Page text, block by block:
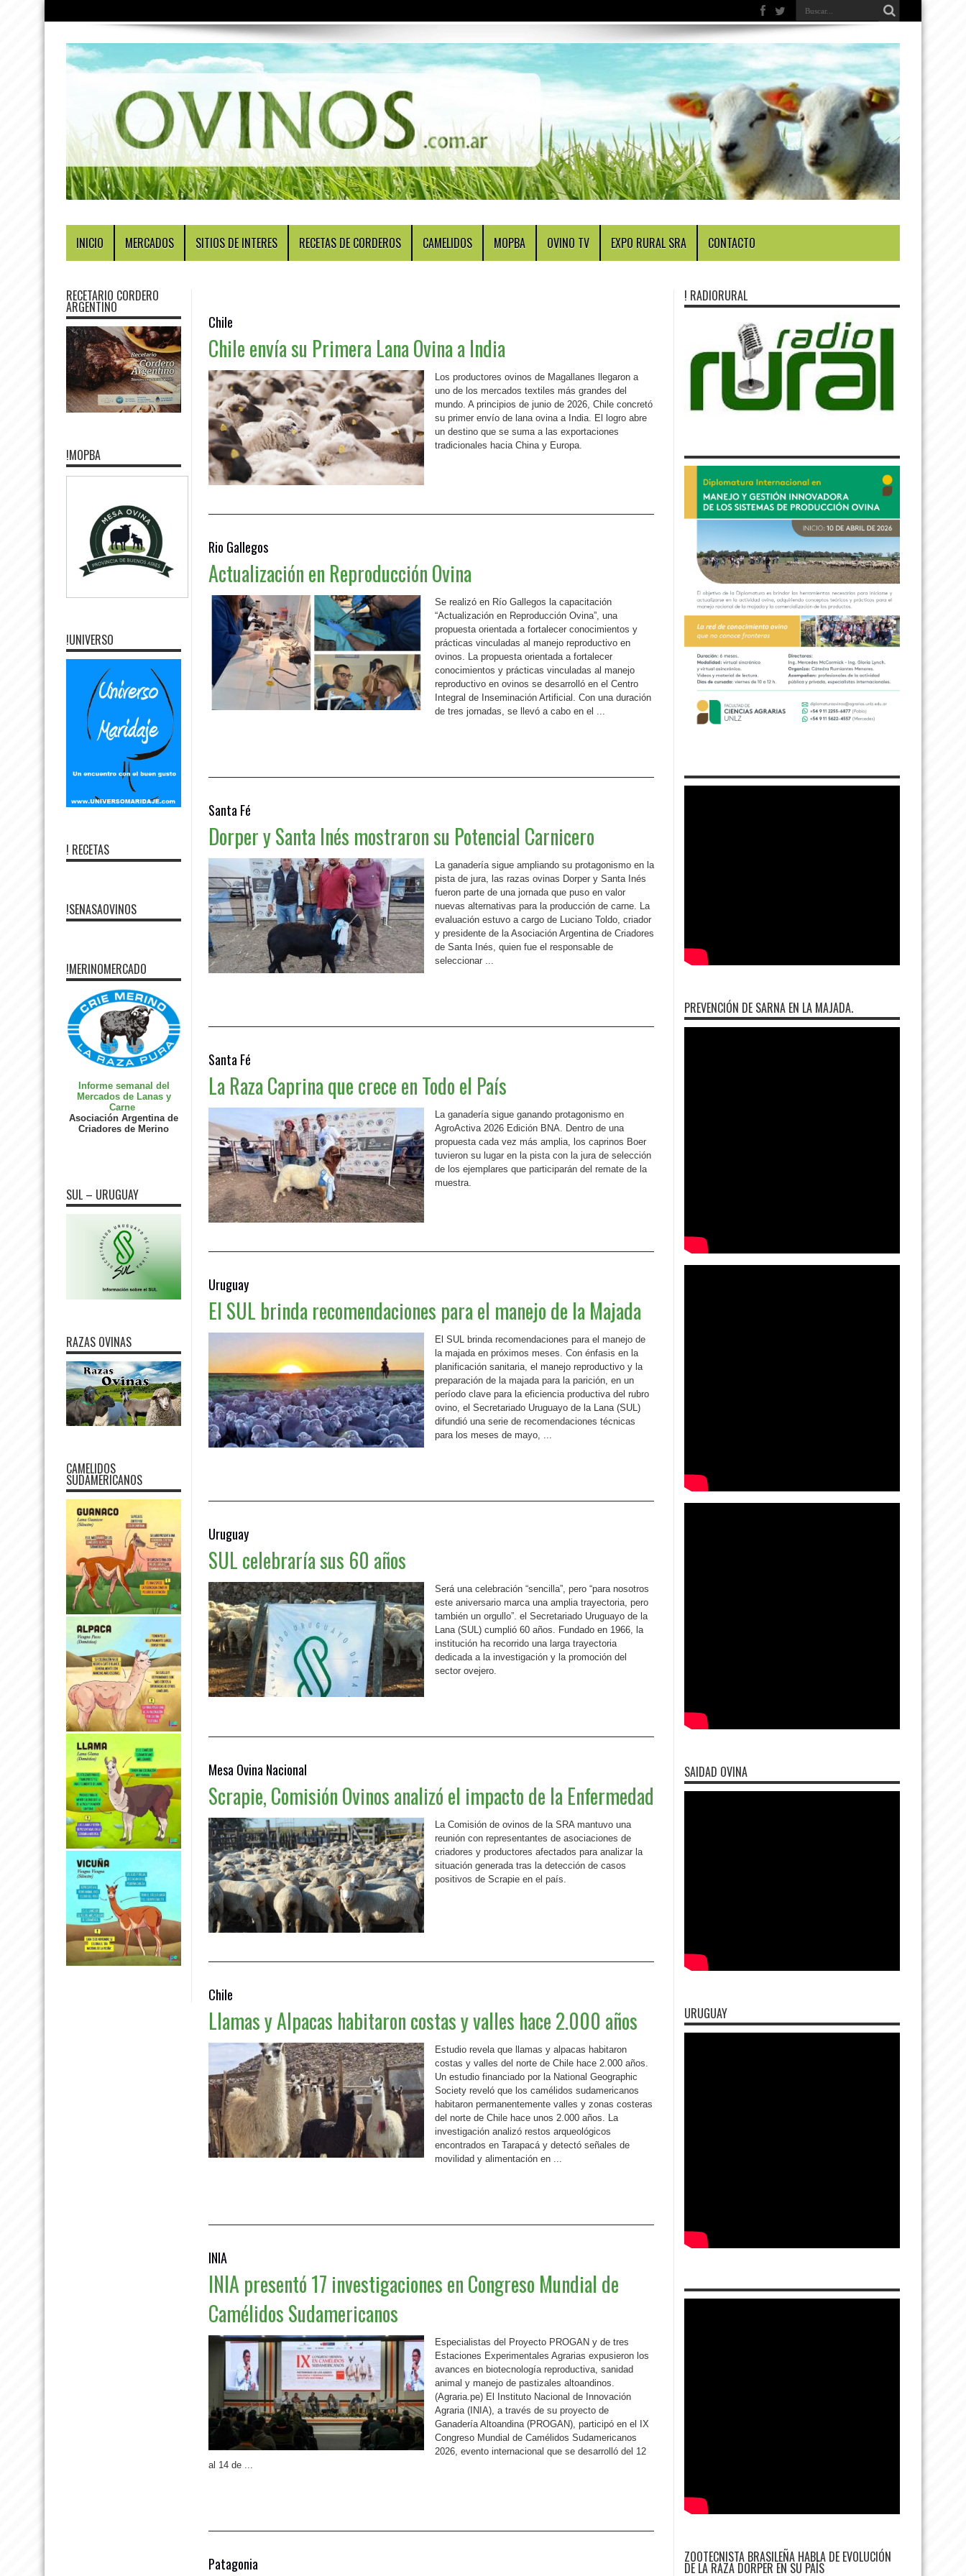
INICIO MERCADOS SITIOS DE INTERES RECETAS DE CORDEROS CAMELIDOS MOPBA OVINO TV EXPO RURAL SRA CONTACTO
Chile
Chile envía su Primera Lana Ovina a India
Los productores ovinos de Magallanes llegaron a
uno de los mercados textiles más grandes del
mundo. A principios de junio de 2026, Chile concretó
su primer envío de lana ovina a India. El logro abre
un destino que se suma a las exportaciones
tradicionales hacia China y Europa.
Rio Gallegos
Actualización en Reproducción Ovina
Se realizó en Río Gallegos la capacitación
“Actualización en Reproducción Ovina”, una
propuesta orientada a fortalecer conocimientos y
prácticas vinculadas al manejo reproductivo en
ovinos. La propuesta orientada a fortalecer
conocimientos y prácticas vinculadas al manejo
reproductivo en ovinos se desarrolló en el Centro
Integral de Inseminación Artificial. Con una duración
de tres jornadas, se llevó a cabo en el ...
Santa Fé
Dorper y Santa Inés mostraron su Potencial Carnicero
La ganadería sigue ampliando su protagonismo en la
pista de jura, las razas ovinas Dorper y Santa Inés
fueron parte de una jornada que puso en valor
nuevas alternativas para la producción de carne. La
evaluación estuvo a cargo de Luciano Toldo, criador
y presidente de la Asociación Argentina de Criadores
de Santa Inés, quien fue el responsable de
seleccionar ...
Santa Fé
La Raza Caprina que crece en Todo el País
La ganadería sigue ganando protagonismo en
AgroActiva 2026 Edición BNA. Dentro de una
propuesta cada vez más amplia, los caprinos Boer
tuvieron su lugar en la pista con la jura de selección
de los ejemplares que participarán del remate de la
muestra.
Uruguay
El SUL brinda recomendaciones para el manejo de la Majada
El SUL brinda recomendaciones para el manejo de
la majada en próximos meses. Con énfasis en la
planificación sanitaria, el manejo reproductivo y la
preparación de la majada para la parición, en un
período clave para la eficiencia productiva del rubro
ovino, el Secretariado Uruguayo de la Lana (SUL)
difundió una serie de recomendaciones técnicas
para los meses de mayo, ...
Uruguay
SUL celebraría sus 60 años
Será una celebración “sencilla”, pero “para nosotros
este aniversario marca una amplia trayectoria, pero
también un orgullo”. el Secretariado Uruguayo de la
Lana (SUL) cumplió 60 años. Fundado en 1966, la
institución ha recorrido una larga trayectoria
dedicada a la investigación y la promoción del
sector ovejero.
Mesa Ovina Nacional
Scrapie, Comisión Ovinos analizó el impacto de la Enfermedad
La Comisión de ovinos de la SRA mantuvo una
reunión con representantes de asociaciones de
criadores y productores afectados para analizar la
situación generada tras la detección de casos
positivos de Scrapie en el país.
Chile
Llamas y Alpacas habitaron costas y valles hace 2.000 años
Estudio revela que llamas y alpacas habitaron
costas y valles del norte de Chile hace 2.000 años.
Un estudio financiado por la National Geographic
Society reveló que los camélidos sudamericanos
habitaron permanentemente valles y zonas costeras
del norte de Chile hace unos 2.000 años. La
investigación analizó restos arqueológicos
encontrados en Tarapacá y detectó señales de
movilidad y alimentación en ...
INIA
INIA presentó 17 investigaciones en Congreso Mundial de
Camélidos Sudamericanos
Especialistas del Proyecto PROGAN y de tres
Estaciones Experimentales Agrarias expusieron los
avances en biotecnología reproductiva, sanidad
animal y manejo de pastizales altoandinos.
(Agraria.pe) El Instituto Nacional de Innovación
Agraria (INIA), a través de su proyecto de
Ganadería Altoandina (PROGAN), participó en el IX
Congreso Mundial de Camélidos Sudamericanos
2026, evento internacional que se desarrolló del 12
al 14 de ...
Patagonia
RECETARIO CORDERO
ARGENTINO
!MOPBA
!UNIVERSO
! RECETAS
!SENASAOVINOS
!MERINOMERCADO
Informe semanal del
Mercados de Lanas y
Carne
Asociación Argentina de
Criadores de Merino
SUL – URUGUAY
RAZAS OVINAS
CAMELIDOS
SUDAMERICANOS
! RADIORURAL
PREVENCIÓN DE SARNA EN LA MAJADA.
SAIDAD OVINA
URUGUAY
ZOOTECNISTA BRASILEÑA HABLA DE EVOLUCIÓN
DE LA RAZA DORPER EN SU PAÍS